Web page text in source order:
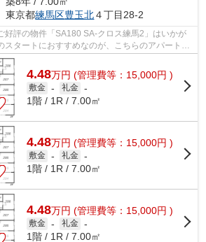
東京都練馬区豊玉北４丁目28-2
好評の物件「SA180 SA-クロス練馬2」はいかが
スタートにおすすめなのが、こちらのアパートで
毎日を過ごし...
4.48万円 (管理費等：15,000円 )
敷金 - 礼金 -
1階 / 1R / 7.00㎡
4.48万円 (管理費等：15,000円 )
敷金 - 礼金 -
1階 / 1R / 7.00㎡
4.48万円 (管理費等：15,000円 )
敷金 - 礼金 -
1階 / 1R / 7.00㎡